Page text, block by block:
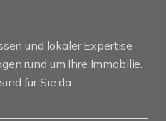
und lokaler Expertise
rund um Ihre Immobilie.
für Sie da.